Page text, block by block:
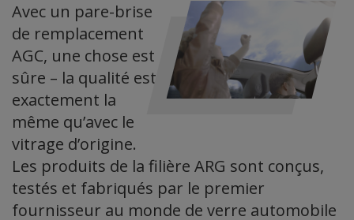
Avec un pare-brise
de remplacement
AGC, une chose est
sûre – la qualité est
exactement la
même qu’avec le
vitrage d’origine.
Les produits de la filière ARG sont conçus,
testés et fabriqués par le premier
fournisseur au monde de verre automobile